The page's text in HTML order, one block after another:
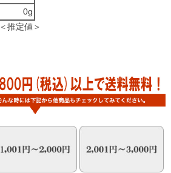
0g
＜推定値＞